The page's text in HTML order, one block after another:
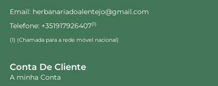
Email: herbanariadoalentejo@gmail.com
Telefone: +351917926407(1)
(1) (Chamada para a rede móvel nacional)
Conta De Cliente
A minha Conta